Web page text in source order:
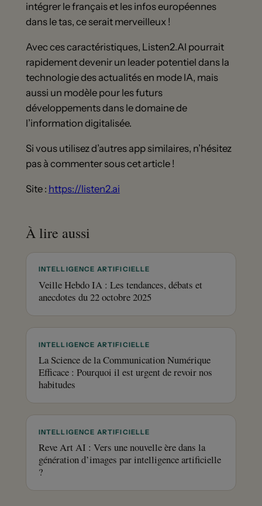
intégrer le français et les infos européennes
dans le tas, ce serait merveilleux !
Avec ces caractéristiques, Listen2.AI pourrait
rapidement devenir un leader potentiel dans la
technologie des actualités en mode IA, mais
aussi un modèle pour les futurs
développements dans le domaine de
l’information digitalisée.
Si vous utilisez d’autres app similaires, n’hésitez
pas à commenter sous cet article !
Site : https://listen2.ai
À lire aussi
INTELLIGENCE ARTIFICIELLE
Veille Hebdo IA : Les tendances, débats et
anecdotes du 22 octobre 2025
INTELLIGENCE ARTIFICIELLE
La Science de la Communication Numérique
Efficace : Pourquoi il est urgent de revoir nos
habitudes
INTELLIGENCE ARTIFICIELLE
Reve Art AI : Vers une nouvelle ère dans la
génération d’images par intelligence artificielle
?